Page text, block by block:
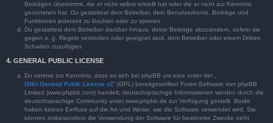
Beiträgen übernimmt, die er nicht selbst erstellt hat oder die er nicht zur Kenntnis
genommen hat. Du gestattest dem Betreiber, dein Benutzerkonto, Beiträge und
Funktionen jederzeit zu löschen oder zu sperren.
Du gestattest dem Betreiber darüber hinaus, deine Beiträge abzuändern, sofern sie
gegen o. g. Regeln verstoßen oder geeignet sind, dem Betreiber oder einem Dritten
Schaden zuzufügen.
4. GENERAL PUBLIC LICENSE
Du nimmst zur Kenntnis, dass es sich bei phpBB um eine unter der „
GNU General Public License v2“ (GPL) bereitgestellten Foren-Software von phpBB
Limited (www.phpbb.com) handelt; deutschsprachige Informationen werden durch die
deutschsprachige Community unter www.phpbb.de zur Verfügung gestellt. Beide
haben keinen Einfluss auf die Art und Weise, wie die Software verwendet wird. Sie
können insbesondere die Verwendung der Software für bestimmte Zwecke nicht